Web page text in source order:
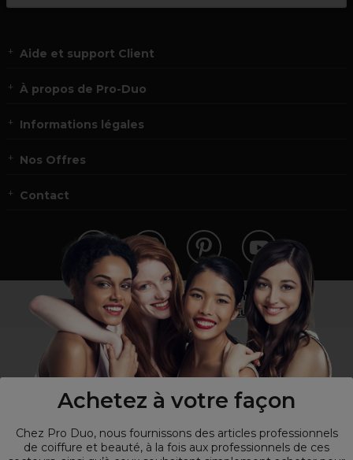
Achetez à votre façon
Chez Pro Duo, nous fournissons des articles professionnels
de coiffure et beauté, à la fois aux professionnels de ces
Aide et support Client
À propos de Pro-Duo
Informations légales
Nos Offres
Contact
Vous n’êtes pas un professionnel ?
Visitez notre site pour les particuliers!